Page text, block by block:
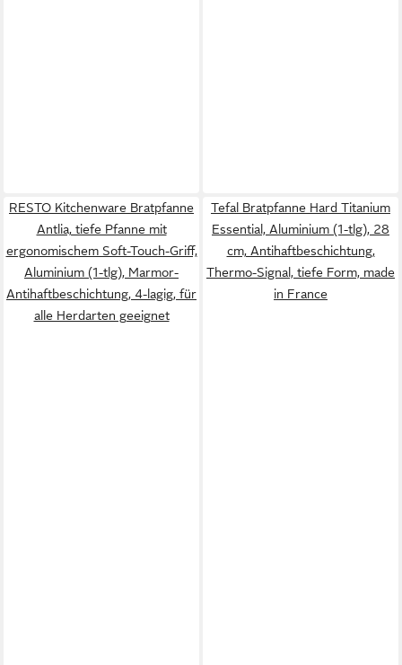
RESTO Kitchenware Bratpfanne
Antlia, tiefe Pfanne mit
ergonomischem Soft-Touch-Griff,
Aluminium (1-tlg), Marmor-
Antihaftbeschichtung, 4-lagig, für
alle Herdarten geeignet
Tefal Bratpfanne Hard Titanium
Essential, Aluminium (1-tlg), 28
cm, Antihaftbeschichtung,
Thermo-Signal, tiefe Form, made
in France